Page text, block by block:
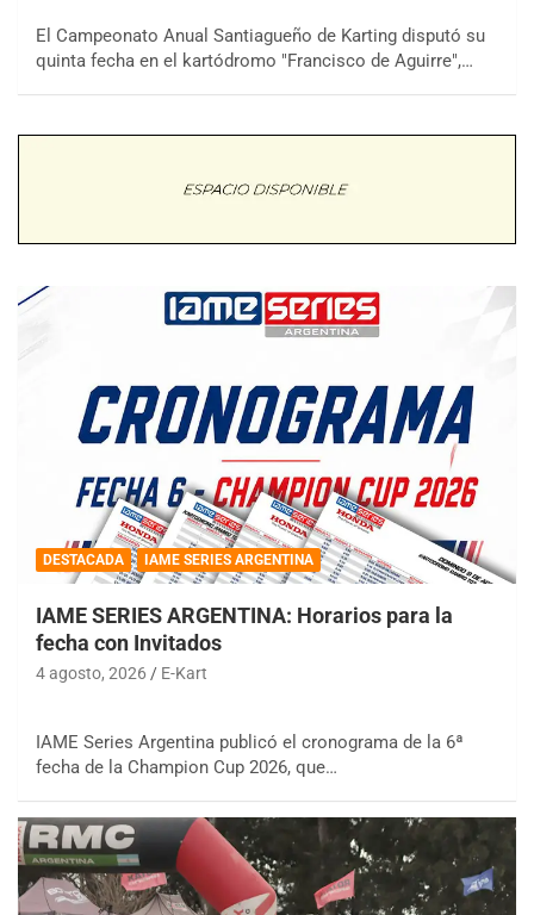
El Campeonato Anual Santiagueño de Karting disputó su
quinta fecha en el kartódromo "Francisco de Aguirre",…
DESTACADA IAME SERIES ARGENTINA
IAME SERIES ARGENTINA: Horarios para la
fecha con Invitados
4 agosto, 2026 E-Kart
IAME Series Argentina publicó el cronograma de la 6ª
fecha de la Champion Cup 2026, que…